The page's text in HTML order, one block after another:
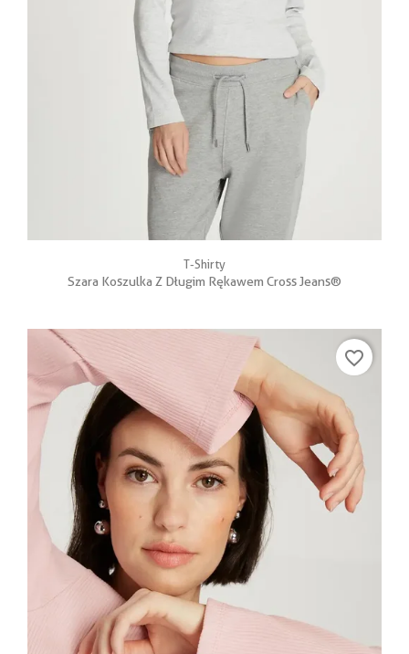
T-Shirty
Szara Koszulka Z Długim Rękawem Cross Jeans®
favorite_border